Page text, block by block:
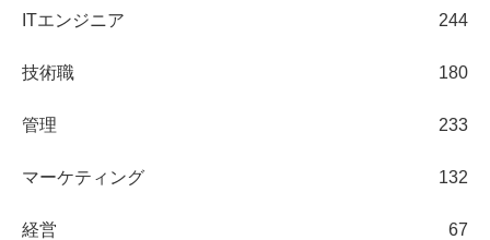
ITエンジニア 244
技術職 180
管理 233
マーケティング 132
経営 67